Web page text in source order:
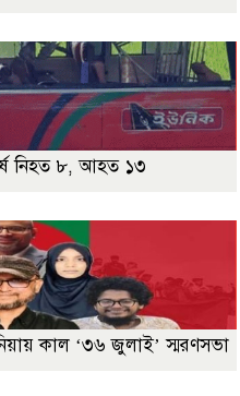
নিহত ৮, আহত ১৩
কাল ‘৩৬ জুলাই’ স্মরণসভা